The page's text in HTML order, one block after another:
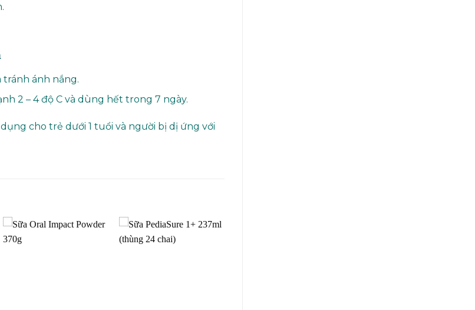
tránh ánh nắng.
2 – 4 độ C và dùng hết trong 7 ngày.
cho trẻ dưới 1 tuổi và người bị dị ứng với